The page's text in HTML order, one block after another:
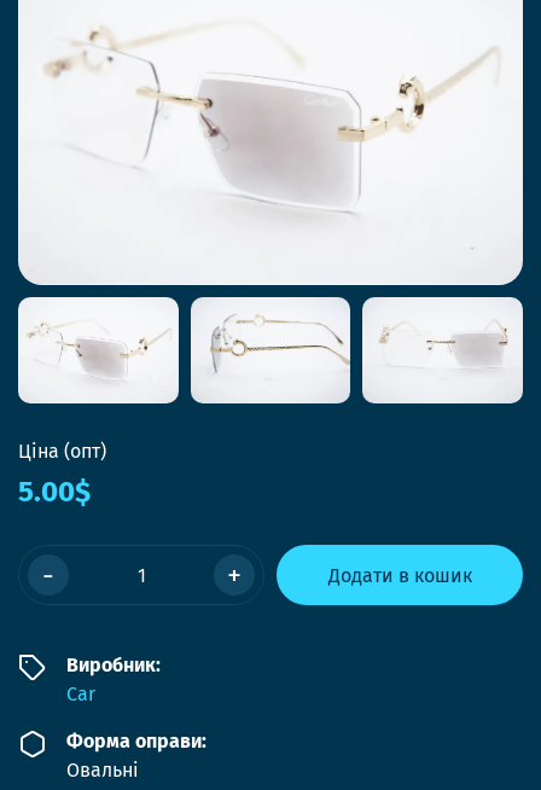
Ціна (опт)
5.00$
- + Додати в кошик
Виробник:
Car
Форма оправи:
Овальні